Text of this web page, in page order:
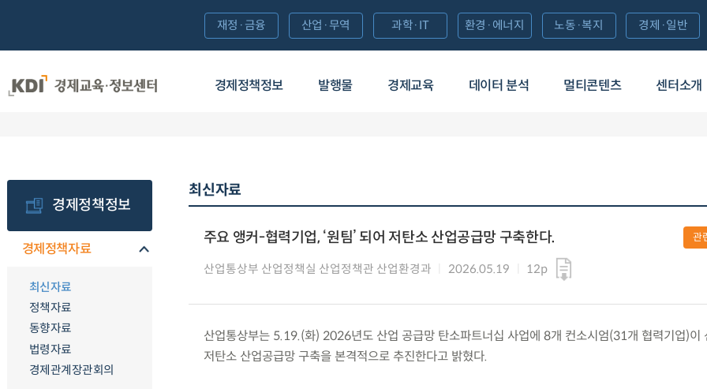
경제정책정보 발행물 경제교육 데이터 분석 멀티콘텐츠 센터소개
재정·금융 산업·무역 과학·IT 환경·에너지 노동·복지 경제·일반
경제정책정보
경제정책자료
최신자료
정책자료
동향자료
법령자료
경제관계장관회의
최신자료
주요 앵커-협력기업, ‘원팀’ 되어 저탄소 산업공급망 구축한다.
산업통상부 산업정책실 산업정책관 산업환경과 2026.05.19 12p
관
산업통상부는 5.19.(화) 2026년도 산업 공급망 탄소파트너십 사업에 8개 컨소시엄(31개 협력기업)이
저탄소 산업공급망 구축을 본격적으로 추진한다고 밝혔다.